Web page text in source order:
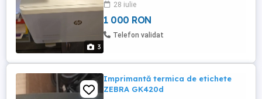
3
la modelul urmator. Pretul este fix, rog a nu
deranja inutil. Multumesc! pot livra in zona
Arad. Fara schimb, fara retur, fara
28 iulie
1 000 RON
Telefon validat
Imprimantă termica de etichete
ZEBRA GK420d